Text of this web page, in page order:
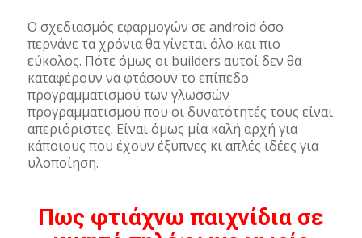
Ο σχεδιασμός εφαρμογών σε android όσο
περνάνε τα χρόνια θα γίνεται όλο και πιο
εύκολος. Πότε όμως οι builders αυτοί δεν θα
καταφέρουν να φτάσουν το επίπεδο
προγραμματισμού των γλωσσών
προγραμματισμού που οι δυνατότητές τους είναι
απεριόριστες. Είναι όμως μία καλή αρχή για
κάποιους που έχουν έξυπνες κι απλές ιδέες για
υλοποίηση.
Πως φτιάχνω παιχνίδια σε